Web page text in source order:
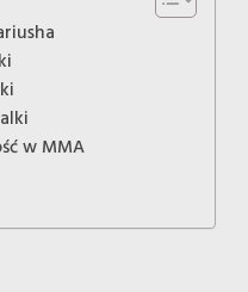
w MMA